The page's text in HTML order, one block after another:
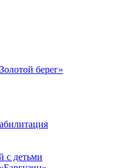
берег»
с детьми